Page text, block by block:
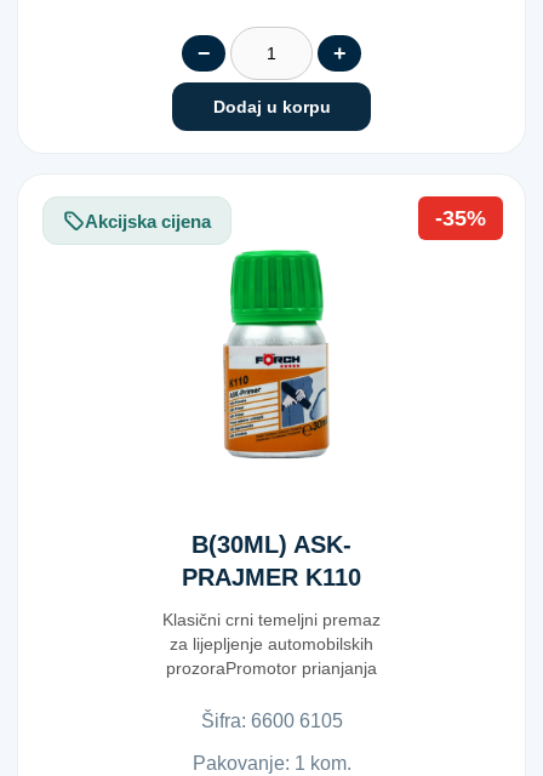
− +
Dodaj u korpu
Akcijska cijena -35%
B(30ML) ASK-
PRAJMER K110
5*
Klasični crni temeljni premaz
za lijepljenje automobilskih
prozoraPromotor prianjanja
Šifra: 6​6​0​0​ ​6​1​0​5​
Pakovanje: 1 kom.